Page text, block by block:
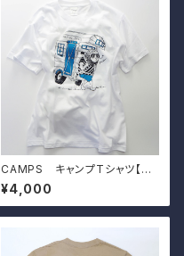
CAMPS キャンプTシャツ【キ
ャンピングシェル】
¥4,000